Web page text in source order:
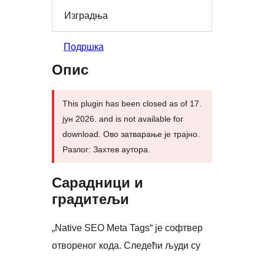
Изградња
Подршка
Опис
This plugin has been closed as of 17.
јун 2026. and is not available for
download. Ово затварање је трајно.
Разлог: Захтев аутора.
Сарадници и
градитељи
„Native SEO Meta Tags“ је софтвер
отвореног кода. Следећи људи су